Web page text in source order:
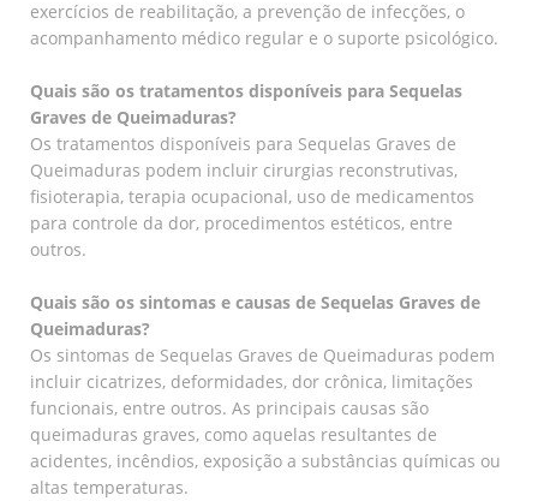
exercícios de reabilitação, a prevenção de infecções, o
acompanhamento médico regular e o suporte psicológico.
Quais são os tratamentos disponíveis para Sequelas
Graves de Queimaduras?
Os tratamentos disponíveis para Sequelas Graves de
Queimaduras podem incluir cirurgias reconstrutivas,
fisioterapia, terapia ocupacional, uso de medicamentos
para controle da dor, procedimentos estéticos, entre
outros.
Quais são os sintomas e causas de Sequelas Graves de
Queimaduras?
Os sintomas de Sequelas Graves de Queimaduras podem
incluir cicatrizes, deformidades, dor crônica, limitações
funcionais, entre outros. As principais causas são
queimaduras graves, como aquelas resultantes de
acidentes, incêndios, exposição a substâncias químicas ou
altas temperaturas.